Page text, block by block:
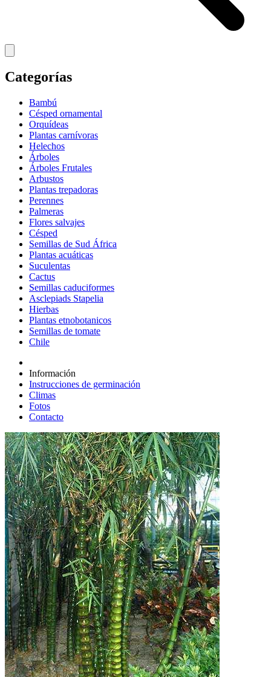
Categorías
Bambú
Césped ornamental
Orquídeas
Plantas carnívoras
Helechos
Árboles
Árboles Frutales
Arbustos
Plantas trepadoras
Perennes
Palmeras
Flores salvajes
Césped
Semillas de Sud África
Plantas acuáticas
Suculentas
Cactus
Semillas caduciformes
Asclepiads Stapelia
Hierbas
Plantas etnobotanicos
Semillas de tomate
Chile
Información
Instrucciones de germinación
Climas
Fotos
Contacto